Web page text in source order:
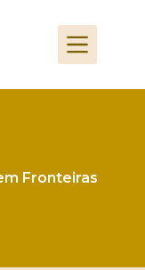
Fronteiras